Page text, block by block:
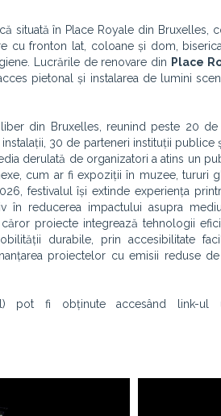
situată în Place Royale din Bruxelles,
cu fronton lat, coloane și dom,
Lucrările de renovare din Place
pietonal și instalarea de lumini
din Bruxelles, reunind peste 20 de
30 de parteneri instituții publice
derulată de organizatori a atins un
cum ar fi expoziții în muzee, tururi
festivalul își extinde experiența
în reducerea impactului asupra
proiecte integrează tehnologii
durabile, prin accesibilitate
proiectelor cu emisii reduse de
pot fi obținute accesând link-ul